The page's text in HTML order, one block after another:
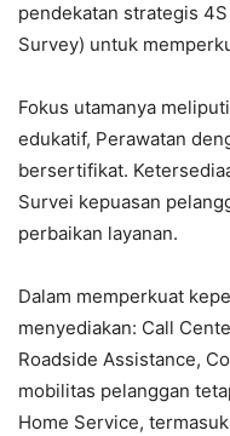
pendekatan strategis
Survey) untuk
Fokus utamanya
edukatif, Perawatan
bersertifikat.
Survei kepuasan
perbaikan layanan.
Dalam memperkuat
menyediakan: Call
Roadside Assistance,
mobilitas pelanggan
Home Service,